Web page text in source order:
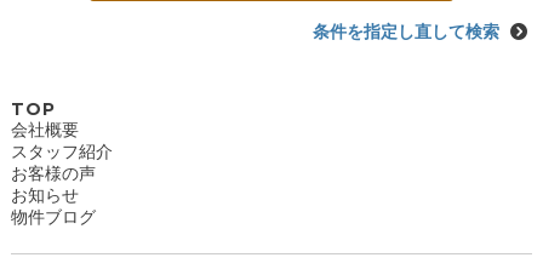
条件を指定し直して検索
TOP
会社概要
スタッフ紹介
お客様の声
お知らせ
物件ブログ